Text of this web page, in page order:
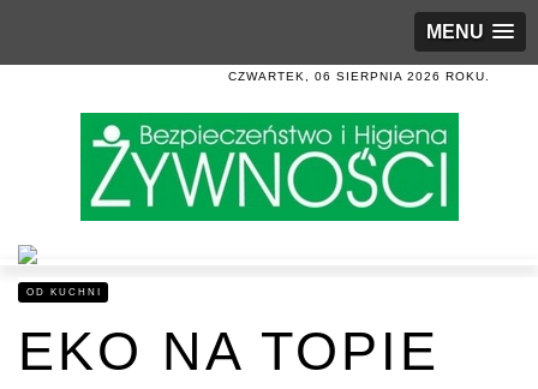
MENU
CZWARTEK, 06 SIERPNIA 2026 ROKU.
OD KUCHNI
EKO NA TOPIE